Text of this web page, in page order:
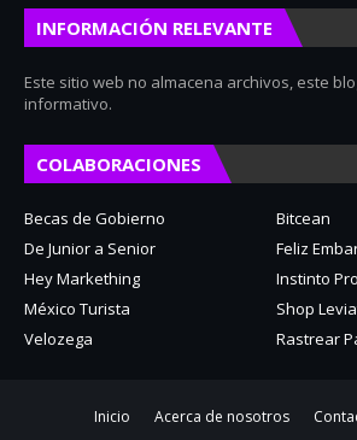
INFORMACIÓN RELEVANTE
Este sitio web no almacena archivos, este
informativo.
COLABORACIONES
Becas de Gobierno
Bitcean
De Junior a Senior
Feliz
Hey Markething
Instinto
México Turista
Shop
Velozega
Rastrear
Inicio Acerca de nosotros